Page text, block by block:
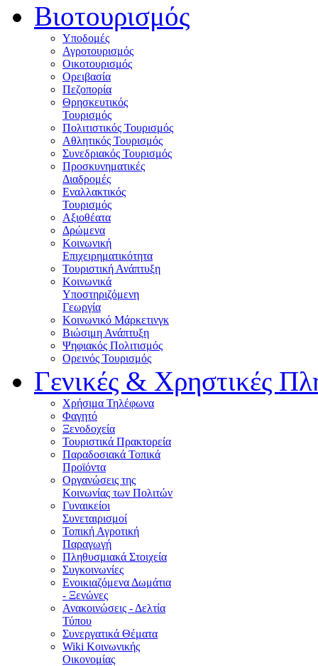
Βιοτουρισμός
Υποδομές
Αγροτουρισμός
Οικοτουρισμός
Ορειβασία
Πεζοπορία
Θρησκευτικός
Τουρισμός
Πολιτιστικός Τουρισμός
Αθλητικός Τουρισμός
Συνεδριακός Τουρισμός
Προσκυνηματικές
Διαδρομές
Εναλλακτικός
Τουρισμός
Αξιοθέατα
Δρώμενα
Κοινωνική
Επιχειρηματικότητα
Τουριστική Ανάπτυξη
Κοινωνικά
Υποστηριζόμενη
Γεωργία
Κοινωνικό Μάρκετινγκ
Βιώσιμη Ανάπτυξη
Ψηφιακός Πολιτισμός
Ορεινός Τουρισμός
Γενικές & Χρηστικές
Χρήσιμα Τηλέφωνα
Φαγητό
Ξενοδοχεία
Τουριστικά Πρακτορεία
Παραδοσιακά Τοπικά
Προϊόντα
Οργανώσεις της
Κοινωνίας των Πολιτών
Γυναικείοι
Συνεταιρισμοί
Τοπική Αγροτική
Παραγωγή
Πληθυσμιακά Στοιχεία
Συγκοινωνίες
Ενοικιαζόμενα Δωμάτια
- Ξενώνες
Ανακοινώσεις - Δελτία
Τύπου
Συνεργατικά Θέματα
Wiki Κοινωνικής
Οικονομίας